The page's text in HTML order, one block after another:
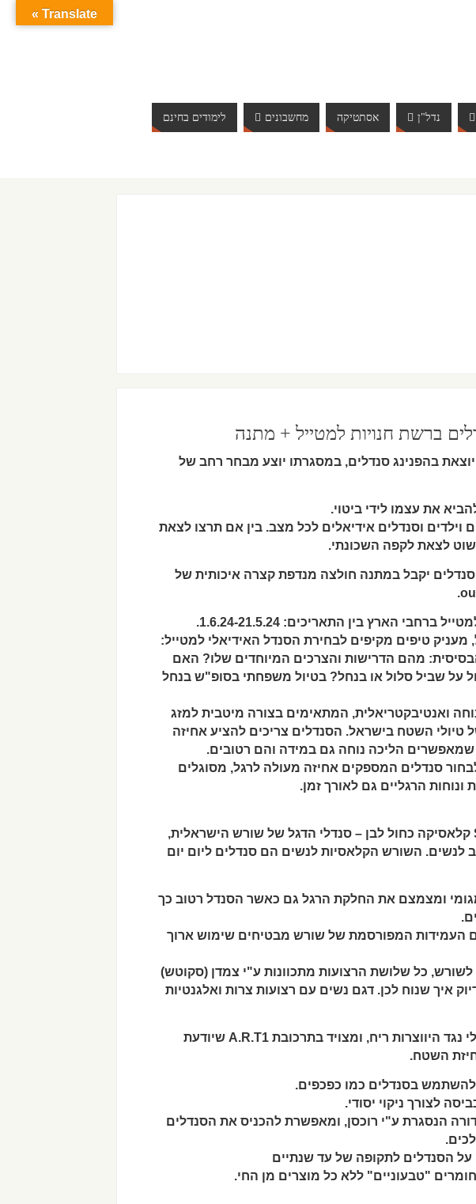
נדל"ן אסתטיקה מחשבונים לימודים בחינם
ברשת חנויות למטייל + מתנה
בהפנינג סנדלים, במסגרתו יוצע מבחר רחב של
את עצמו לידי ביטוי.
וילדים וסנדלים אידיאלים לכל מצב. בין אם תרצו לצאת
לצאת לקפה השכונתי.
יקבל במתנה חולצה מנדפת קצרה איכותית של
הארץ בין התאריכים: 1.6.24-21.5.24.
מעניק טיפים מקיפים לבחירת הסנדל האידיאלי למטייל:
מהם הדרישות והצרכים המיוחדים שלו? האם
על שביל סלול או בנחל? בטיול משפחתי בסופ"ש בנחל
ואנטיבקטריאלית, המתאימים בצורה מיטבית למזג
טיולי השטח בישראל. הסנדלים צריכים להציע אחיזה
שמאפשרים הליכה נוחה גם במידה והם רטובים.
סנדלים המספקים אחיזה מעולה לרגל, מסוגלים
הרגליים גם לאורך זמן.
לנשים. השורש הקלאסיות לנשים הם סנדלים ליום יום
ומצמצם את החלקת הרגל גם כאשר הסנדל רטוב כך
העמידות המפורסמת של שורש מבטיחים שימוש ארוך
איך שנוח לכן. דגם נשים עם רצועות צרות ואלגנטיות
המדרך עובר תהליך אנטיבקטריאלי נגד היווצרות ריח, ומצויד בתרכובת A.R.T1 שיודעת
השטח.
בסנדלים כמו כפכפים.
לצורך ניקוי יסודי.
הנסגרת ע"י רוכסן, ומאפשרת להכניס את הסנדלים
הסנדלים לתקופה של עד שנתיים
Translate »